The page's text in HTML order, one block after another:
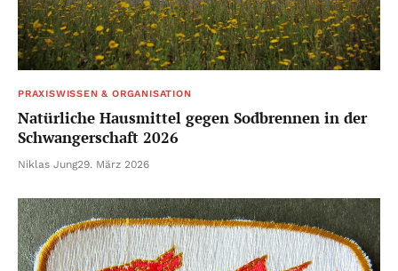
PRAXISWISSEN & ORGANISATION
Natürliche Hausmittel gegen Sodbrennen in der
Schwangerschaft 2026
Niklas Jung29. März 2026